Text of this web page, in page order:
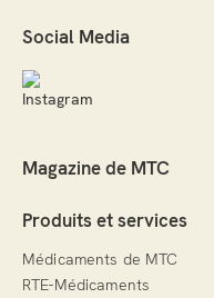
Social Media
Magazine de MTC
Produits et services
Médicaments de MTC
RTE-Médicaments